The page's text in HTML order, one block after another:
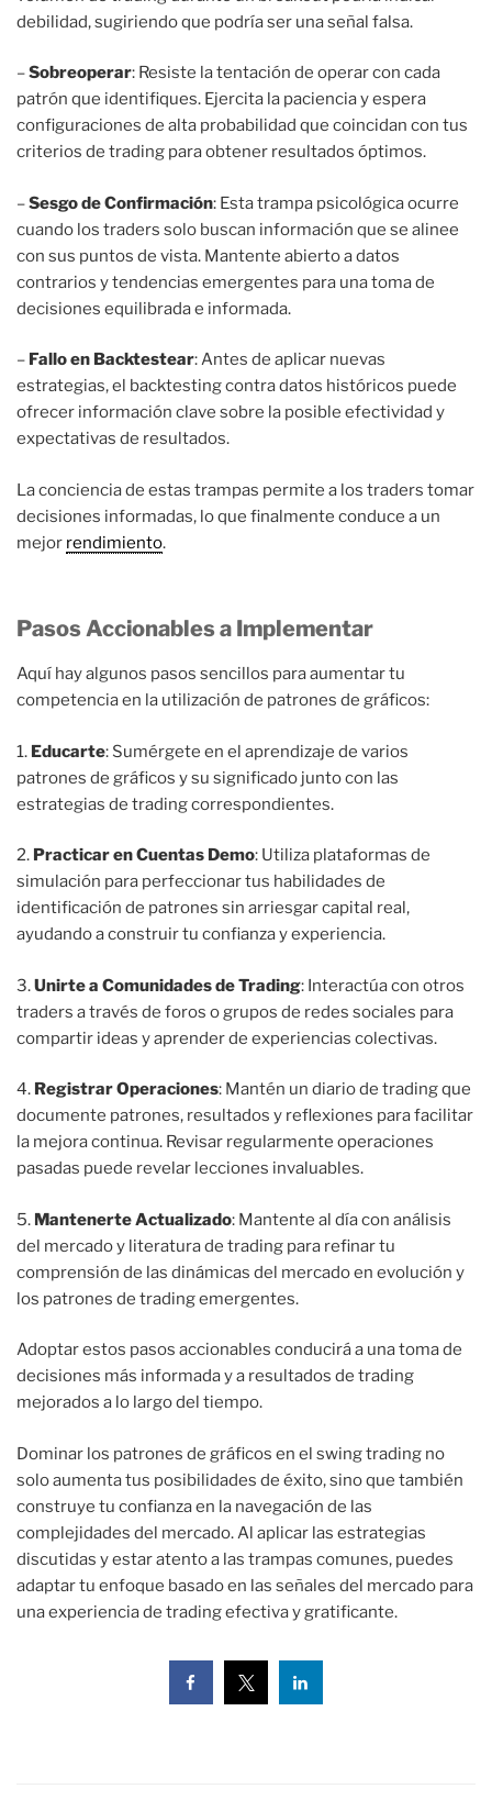
debilidad, sugiriendo que podría ser una señal falsa.
–Sobreoperar: Resiste la tentación de operar con cada
patrón que identifiques. Ejercita la paciencia y espera
configuraciones de alta probabilidad que coincidan con tus
criterios de trading para obtener resultados óptimos.
–Sesgo de Confirmación: Esta trampa psicológica ocurre
cuando los traders solo buscan información que se alinee
con sus puntos de vista. Mantente abierto a datos
contrarios y tendencias emergentes para una toma de
decisiones equilibrada e informada.
– Fallo en Backtestear: Antes de aplicar nuevas
estrategias, el backtesting contra datos históricos puede
ofrecer información clave sobre la posible efectividad y
expectativas de resultados.
La conciencia de estas trampas permite a los traders tomar
decisiones informadas, lo que finalmente conduce a un
mejor rendimiento.
Pasos Accionables a Implementar
Aquí hay algunos pasos sencillos para aumentar tu
competencia en la utilización de patrones de gráficos:
1. Educarte: Sumérgete en el aprendizaje de varios
patrones de gráficos y su significado junto con las
estrategias de trading correspondientes.
2. Practicar en Cuentas Demo: Utiliza plataformas de
simulación para perfeccionar tus habilidades de
identificación de patrones sin arriesgar capital real,
ayudando a construir tu confianza y experiencia.
3.Unirte a Comunidades de Trading: Interactúa con otros
traders a través de foros o grupos de redes sociales para
compartir ideas y aprender de experiencias colectivas.
4. Registrar Operaciones: Mantén un diario de trading que
documente patrones, resultados y reflexiones para facilitar
la mejora continua. Revisar regularmente operaciones
pasadas puede revelar lecciones invaluables.
5. Mantenerte Actualizado: Mantente al día con análisis
del mercado y literatura de trading para refinar tu
comprensión de las dinámicas del mercado en evolución y
los patrones de trading emergentes.
Adoptar estos pasos accionables conducirá a una toma de
decisiones más informada y a resultados de trading
mejorados a lo largo del tiempo.
Dominar los patrones de gráficos en el swing trading no
solo aumenta tus posibilidades de éxito, sino que también
construye tu confianza en la navegación de las
complejidades del mercado. Al aplicar las estrategias
discutidas y estar atento a las trampas comunes, puedes
adaptar tu enfoque basado en las señales del mercado para
una experiencia de trading efectiva y gratificante.